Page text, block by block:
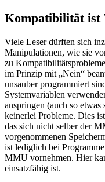
Kompatibilität ist
Viele Leser dürften sich
Manipulationen, wie sie
zu
im Prinzip mit „Nein“
unsauber programmiert
Systemvariablen
anspringen (auch so
keinerlei Probleme. Dies
das sich nicht selber der
vorgenommenen
ist lediglich bei
MMU vornehmen. Hier
einsatzfähig ist.